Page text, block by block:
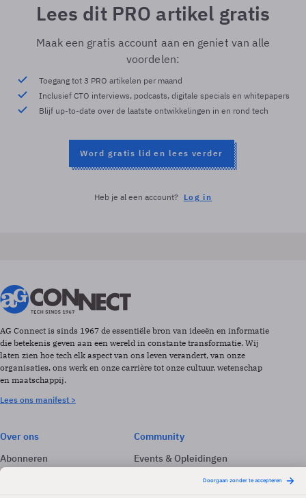
Lees dit PRO artikel gratis
Maak een gratis account aan en geniet van alle
voordelen:
Toegang tot 3 PRO artikelen per maand
Inclusief CTO interviews, podcasts, digitale specials en whitepapers
Blijf up-to-date over de laatste ontwikkelingen in en rond tech
Word gratis lid en lees verder
Heb je al een account? Log in
AG Connect is sinds 1967 de essentiële bron van ideeën en informatie
die betekenis geven aan een wereld in constante transformatie. Wij
laten zien hoe tech elk aspect van ons leven verandert, van onze
organisaties, ons werk en onze carrière tot onze cultuur, wetenschap
en maatschappij.
Lees ons manifest >
Over ons
Abonneren
Adverteren
Community
Events & Opleidingen